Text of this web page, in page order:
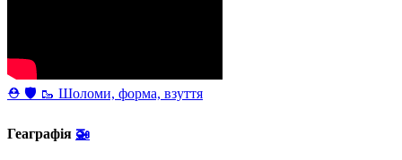
⛑ 🛡 🥾 Шоломи, форма, взуття
Геаграфія 🚁